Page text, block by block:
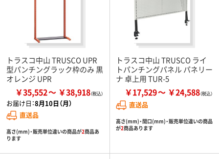
トラスコ中山 TRUSCO UPR
型パンチングラック枠のみ 黒
オレンジ UPR
￥35,552 ￥38,918
お届け日：8月10日（月）
直送品
高さ(mm)・販売単位違いの商品が2商品あ
ります
トラスコ中山 TRUSCO ライ
トパンチングパネル パネリー
ナ 卓上用 TUR-5
￥17,529 ￥24,588
直送品
高さ(mm)・間口(mm)・販売単位違いの商品
が2商品あります